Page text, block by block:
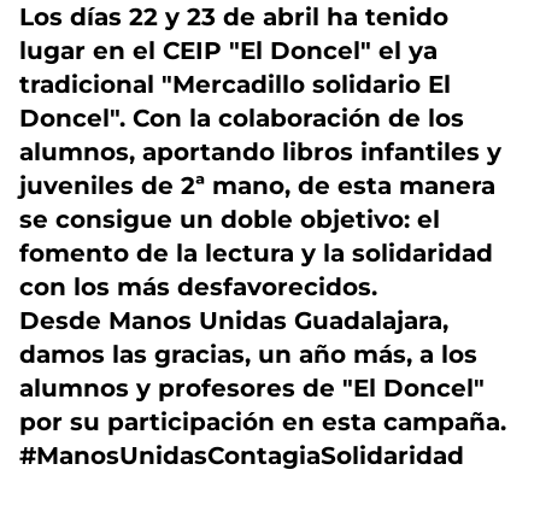
Los días 22 y 23 de abril ha tenido
lugar en el CEIP "El Doncel" el ya
tradicional "Mercadillo solidario El
Doncel". Con la colaboración de los
alumnos, aportando libros infantiles y
juveniles de 2ª mano, de esta manera
se consigue un doble objetivo: el
fomento de la lectura y la solidaridad
con los más desfavorecidos.
Desde Manos Unidas Guadalajara,
damos las gracias, un año más, a los
alumnos y profesores de "El Doncel"
por su participación en esta campaña.
#ManosUnidasContagiaSolidaridad